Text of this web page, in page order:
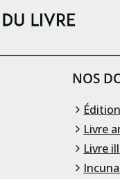
NOS
Livre
Livre